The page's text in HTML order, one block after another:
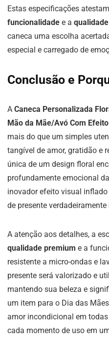
Estas especificações
funcionalidade e a
caneca uma escolha
especial e carregado de
Conclusão e
A Caneca Personalizada
Mão da Mãe/Avó Com
mais do que um simples
tangível de amor, gratidão e
única de um design floral
profundamente emocional
inovador efeito visual
de presente
A atenção aos detalhes, a
qualidade premium e a
resistente a micro-ondas e
presente será valorizado e
mantendo sua beleza e
um item para o Dia das
amor incondicional em
cada momento de uso em